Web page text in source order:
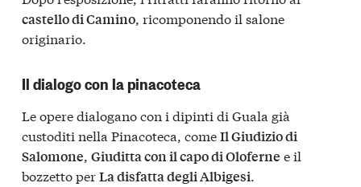
castello di Camino, ricomponendo il salone
originario.
Il dialogo con la pinacoteca
Le opere dialogano con i dipinti di Guala già
custoditi nella Pinacoteca, comeIl Giudizio di
Salomone, Giuditta con il capo di Oloferne e il
bozzetto perLa disfatta degli Albigesi.